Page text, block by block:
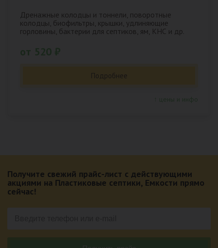
Дренажные колодцы и тоннели, поворотные
колодцы, биофильтры, крышки, удлиняющие
горловины, бактерии для септиков, ям, КНС и др.
Подробнее
Получите свежий прайс-лист с действующими
акциями на Пластиковые септики, Емкости прямо
сейчас!